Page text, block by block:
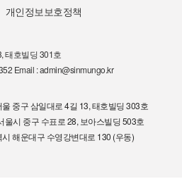
개인정보보호정책
태호빌딩 301호
Email : admin@sinmungo.kr
중구 삼일대로 4길 13, 태호빌딩 303호
시 중구 수표로 28, 보아스빌딩 503호
해운대구 수영강변대로 130 (우동)